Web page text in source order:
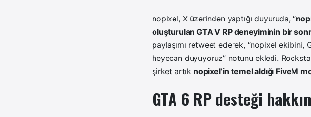
nopixel, X üzerinden yaptığı duyuruda, “
oluşturulan GTA V RP deneyiminin bir
paylaşımı retweet ederek, “nopixel ekibini,
heyecan duyuyoruz” notunu ekledi.
şirket artık nopixel’in temel aldığı FiveM
GTA 6 RP desteği